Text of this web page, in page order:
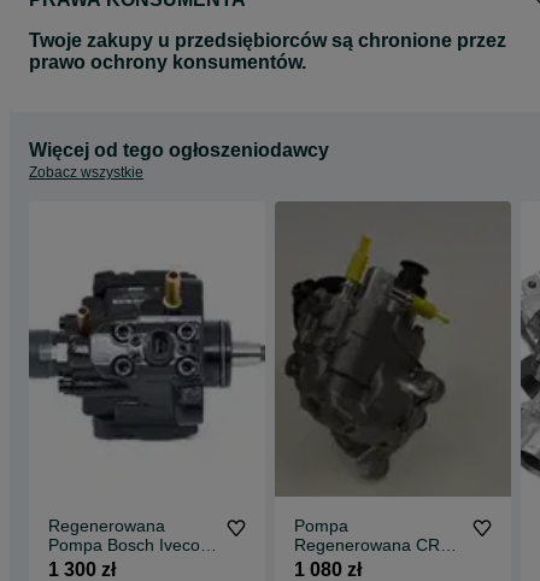
Pompy Wtryskowe
Pompy Common Rail,
Filtry DPF/FAP
Twoje zakupy u przedsiębiorców są chronione przez
prawo ochrony konsumentów.
Więcej od tego ogłoszeniodawcy
Zobacz wszystkie
Regenerowana
Pompa Bosch Iveco
PSA
1 300 zł
Pompa
Regenerowana CR
Bosch CR BMW 2.0D
1 080 zł